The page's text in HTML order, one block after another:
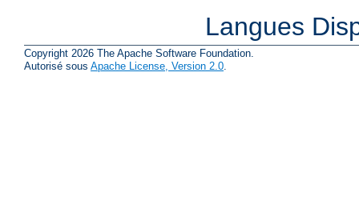
Langues
Copyright 2026 The Apache Software Foundation.
Autorisé sous Apache License, Version 2.0.